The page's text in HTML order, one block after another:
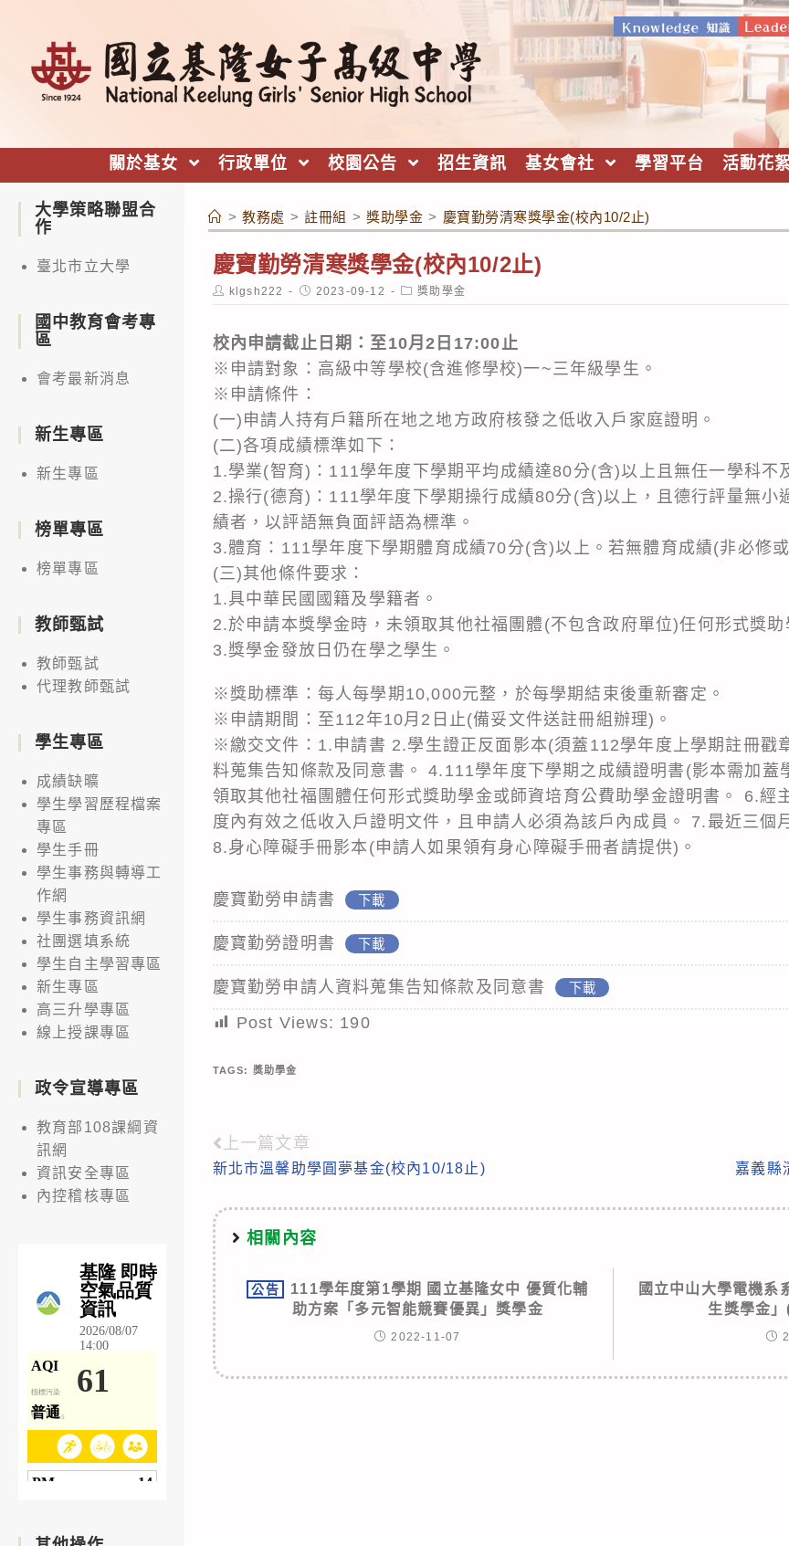
關於基女 行政單位 校園公告 招生資訊 基女會社 學習平台 活動花
> 教務處 > 註冊組 > 獎助學金 > 慶寶勤勞清寒獎學金(校內10/2止)
慶寶勤勞清寒獎學金(校內10/2止)
Post
author:
klgsh222
Post
published:
2023-09-12
Post
category:
獎助學金
校內申請截止日期：至10月2日17:00止
※申請對象：高級中等學校(含進修學校)一~三年級學生。
※申請條件：
(一)申請人持有戶籍所在地之地方政府核發之低收入戶家庭證明。
(二)各項成績標準如下：
1.學業(智育)：111學年度下學期平均成績達80分(含)以上且無任一學科不
2.操行(德育)：111學年度下學期操行成績80分(含)以上，且德行評量無小
績者，以評語無負面評語為標準。
3.體育：111學年度下學期體育成績70分(含)以上。若無體育成績(非必修
(三)其他條件要求：
1.具中華民國國籍及學籍者。
2.於申請本獎學金時，未領取其他社福團體(不包含政府單位)任何形式獎助
3.獎學金發放日仍在學之學生。
※獎助標準：每人每學期10,000元整，於每學期結束後重新審定。
※申請期間：至112年10月2日止(備妥文件送註冊組辦理)。
※繳交文件：1.申請書 2.學生證正反面影本(須蓋112學年度上學期註冊戳
料蒐集告知條款及同意書。 4.111學年度下學期之成績證明書(影本需加蓋
領取其他社福團體任何形式獎助學金或師資培育公費助學金證明書。 6.經
度內有效之低收入戶證明文件，且申請人必須為該戶內成員。 7.最近三個
8.身心障礙手冊影本(申請人如果領有身心障礙手冊者請提供)。
慶寶勤勞申請書 下載
慶寶勤勞證明書 下載
慶寶勤勞申請人資料蒐集告知條款及同意書 下載
Post Views: 190
TAGS: 獎助學金
Read
more
articles
上一篇文章
新北市溫馨助學圓夢基金(校內10/18止) 嘉義縣
相關內容
公告
111學年度第1學期 國立基隆女中 優質化輔
助方案「多元智能競賽優異」獎學金
2022-11-07
國立中山大學電機系
生獎學金
大學策略聯盟合
作
臺北市立大學
國中教育會考專
區
會考最新消息
新生專區
新生專區
榜單專區
榜單專區
教師甄試
教師甄試
代理教師甄試
學生專區
成績缺曠
學生學習歷程檔案
專區
學生手冊
學生事務與轉導工
作網
學生事務資訊網
社團選填系統
學生自主學習專區
新生專區
高三升學專區
線上授課專區
政令宣導專區
教育部108課綱資
訊網
資訊安全專區
內控稽核專區